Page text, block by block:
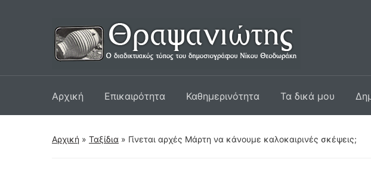
Αρχική Επικαιρότητα Καθημερινότητα Τα δικά μου
Αρχική » Ταξίδια » Γίνεται αρχές Μάρτη να κάνουμε καλοκαιρινές σκέψεις;